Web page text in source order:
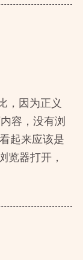
，因为正义
容，没有浏
起来应该是
览器打开，